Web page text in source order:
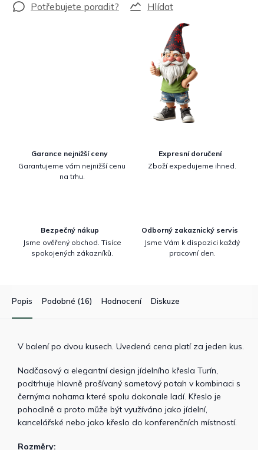
Hlídat
Garance nejnižší ceny
Garantujeme vám nejnižší cenu
na trhu.
Expresní doručení
Zboží expedujeme ihned.
Bezpečný nákup
Jsme ověřený obchod. Tisíce
spokojených zákazníků.
Odborný zakaznický servis
Jsme Vám k dispozici každý
pracovní den.
Popis Podobné (16) Hodnocení Diskuze
V balení po dvou kusech. Uvedená cena platí za jeden kus.
Nadčasový a elegantní design jídelního křesla Turín,
podtrhuje hlavně prošívaný sametový potah v kombinaci s
černýma nohama které spolu dokonale ladí. Křeslo je
pohodlně a proto může být využíváno jako jídelní,
kancelářské nebo jako křeslo do konferenčních místností.
Rozměry: